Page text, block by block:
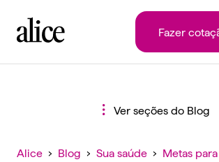
Fazer
Ver seções do Blog
Alice › Blog › Sua saúde › Metas